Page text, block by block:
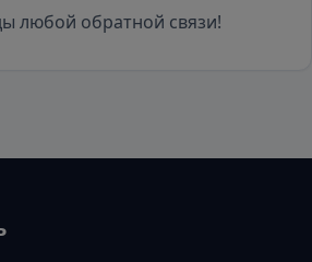
любой обратной связи!